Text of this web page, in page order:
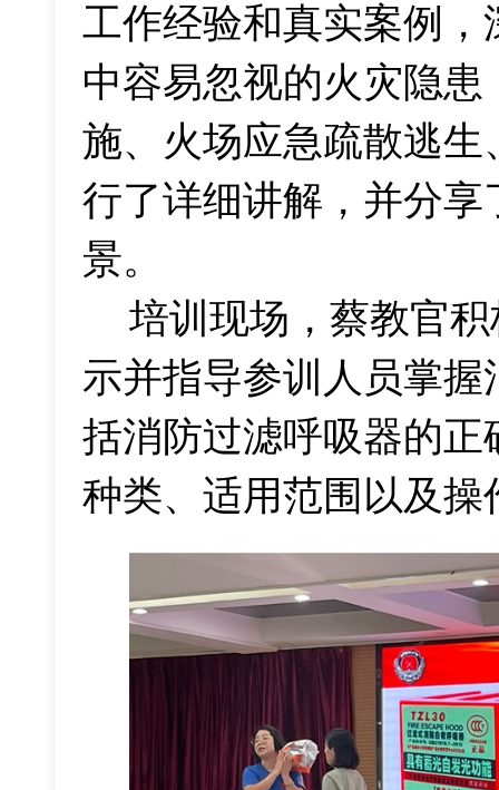
工作经验和真实案例
中容易忽视的火灾隐
施、火场应急疏散逃
行了详细讲解，并分
景。
培训现场，蔡教官
示并指导参训人员掌
括消防过滤呼吸器的正
种类、适用范围以及操